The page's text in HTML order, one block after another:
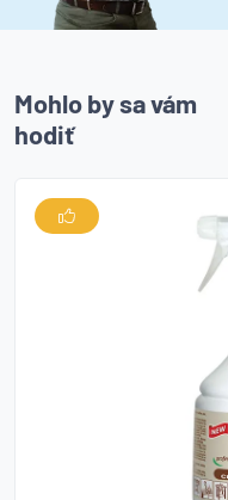
Mohlo by sa vám
hodiť